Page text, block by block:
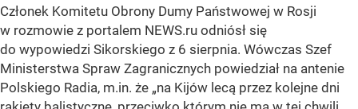
Członek Komitetu Obrony Dumy Państwowej w Rosji
w rozmowie z portalem NEWS.ru odniósł się
do wypowiedzi Sikorskiego z 6 sierpnia. Wówczas Szef
Ministerstwa Spraw Zagranicznych powiedział na antenie
Polskiego Radia, m.in. że „na Kijów lecą przez kolejne dni